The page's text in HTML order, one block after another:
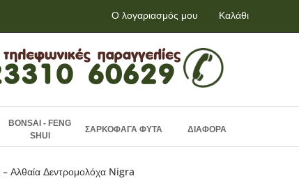
Ο λογαριασμός μου Καλάθι
BONSAI - FENG
SHUI
ΣΑΡΚΟΦΑΓΑ ΦΥΤΑ ΔΙΑΦΟΡΑ
Αλθαία Δεντρομολόχα Nigra